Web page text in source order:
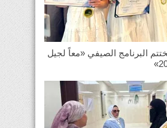
البرنامج الصيفي «معاً لجيل